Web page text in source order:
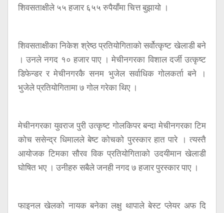
शिवसताक्षीले ५५ हजार ६५५ रुपैयाँमा चित्त बुझायो ।
शिवसताक्षीका निकेश श्रेष्ठ प्रतियोगिताको सर्वोत्कृष्ट खेलाडी बने
। उनले नगद १० हजार पाए । मेचीनगरका विशाल दर्जी उत्कृष्ट
डिफेन्डर र मेचीनगरकै सनम भुजेल सर्वाधिक गोलकर्ता बने ।
भुजेले प्रतियोगितामा ७ गोल गरेका थिए ।
मेचीनगरका युवराज पुरी उत्कृष्ट गोलकिपर बन्दा मेचीनगरका टिम
कोच ससेन्द्र धिमालले बेष्ट कोचको पुरस्कार हात पारे । त्यस्तै
आयोजक टिमका सौरव विक प्रतियोगिताको उदयीमान खेलाडी
घोषित भए । उनीहरु सबैले जनही नगद ७ हजार पुरस्कार पाए ।
फाइनल खेलको नायक बनेका लक्षु थापाले बेस्ट प्लेयर अफ दि